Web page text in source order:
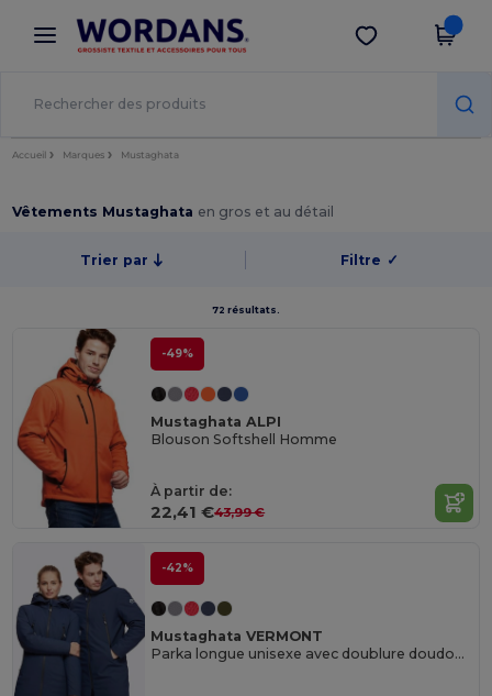
× Appli Wordans
Meilleurs prix sur l’app !
Obtenir l'appli
Accueil Marques Mustaghata
Vêtements Mustaghata en gros et au détail
Trier par Filtre ✓
72 résultats.
-49%
Mustaghata ALPI
Blouson Softshell Homme
À partir de:
22,41 €43,99 €
-42%
Mustaghata VERMONT
Parka longue unisexe avec doublure doudoune